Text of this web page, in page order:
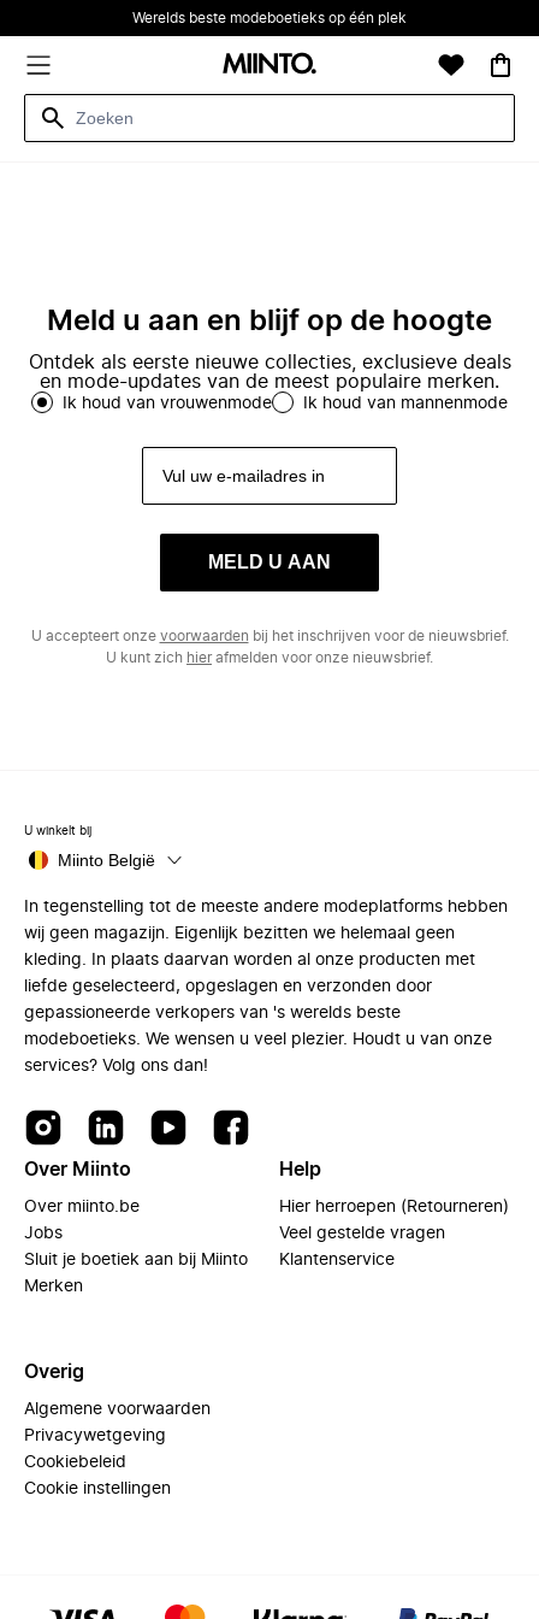
Werelds beste modeboetieks op één plek
Meld u aan en blijf op de hoogte
Ontdek als eerste nieuwe collecties, exclusieve deals
en mode-updates van de meest populaire merken.
Ik houd van vrouwenmode Ik houd van mannenmode
MELD U AAN
U accepteert onze voorwaarden bij het inschrijven voor de nieuwsbrief.
U kunt zich hierafmelden voor onze nieuwsbrief.
U winkelt bij
Miinto België
In tegenstelling tot de meeste andere modeplatforms hebben
wij geen magazijn. Eigenlijk bezitten we helemaal geen
kleding. In plaats daarvan worden al onze producten met
liefde geselecteerd, opgeslagen en verzonden door
gepassioneerde verkopers van 's werelds beste
modeboetieks. We wensen u veel plezier. Houdt u van onze
services? Volg ons dan!
Over Miinto
Over miinto.be
Jobs
Sluit je boetiek aan bij Miinto
Merken
Help
Hier herroepen (Retourneren)
Veel gestelde vragen
Klantenservice
Overig
Algemene voorwaarden
Privacywetgeving
Cookiebeleid
Cookie instellingen